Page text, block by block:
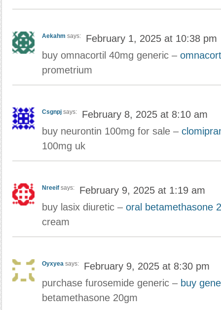
Aekahm says:
February 1, 2025 at 10:38 pm
buy omnacortil 40mg generic –
prometrium
Csgnpj says:
February 8, 2025 at 8:10 am
buy neurontin 100mg for sale –
100mg uk
Nreeif says:
February 9, 2025 at 1:19 am
buy lasix diuretic – oral betamethasone
cream
Oyxyea says:
February 9, 2025 at 8:30 pm
purchase furosemide generic – buy
betamethasone 20gm